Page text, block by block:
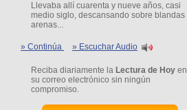
Llevaba allí cuarenta y nueve años, casi
medio siglo, descansando sobre blandas
arenas...
» Continúa » Escuchar Audio
Reciba diariamente la Lectura de Hoy en
su correo electrónico sin ningún
compromiso.